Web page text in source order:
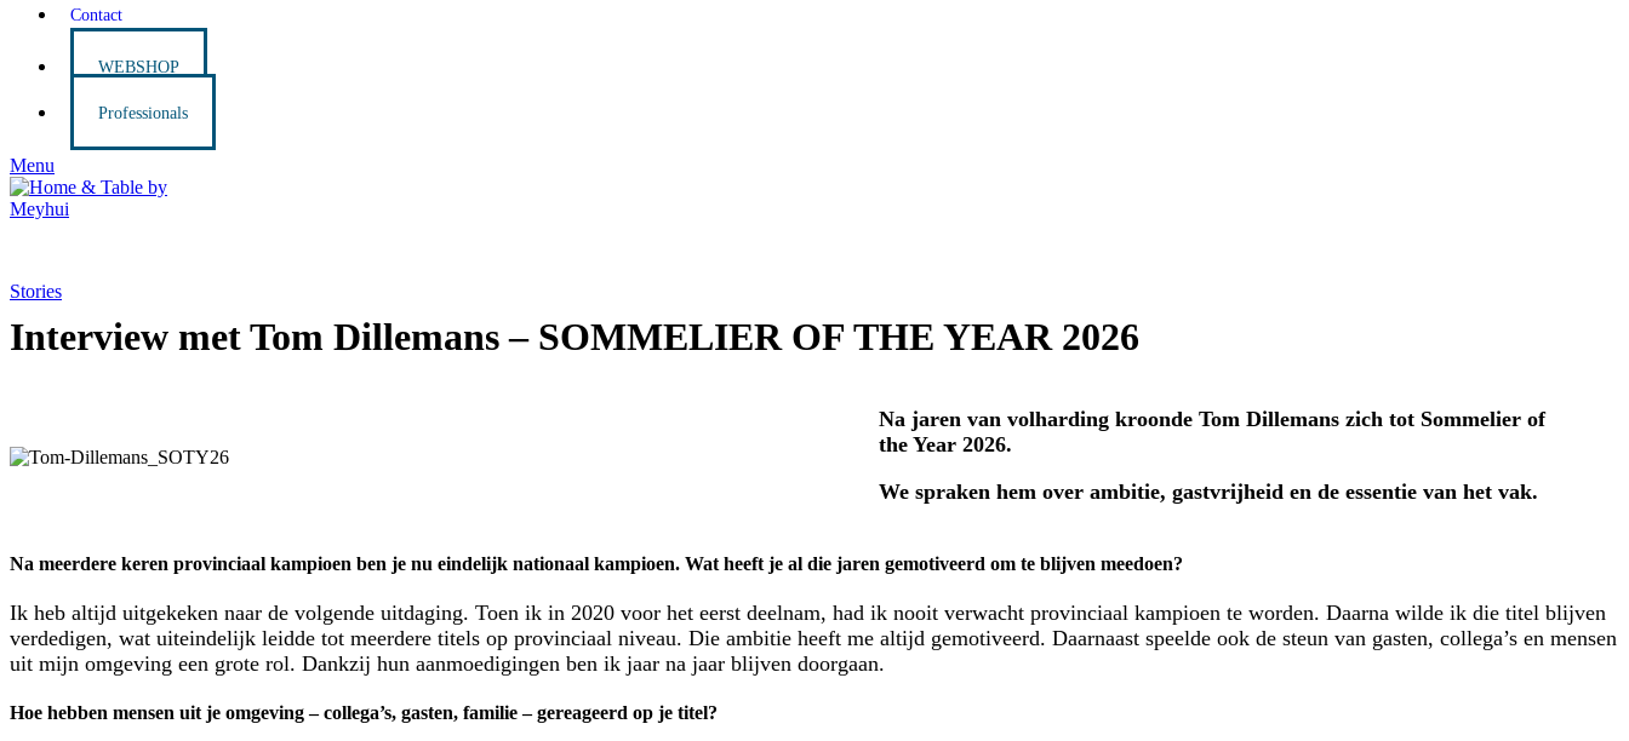
Contact
WEBSHOP
Professionals
Menu
Stories
Interview met Tom Dillemans – SOMMELIER OF THE YEAR 2026
Na jaren van volharding kroonde Tom Dillemans zich tot Sommelier of
the Year 2026.
We spraken hem over ambitie, gastvrijheid en de essentie van het vak.
Na meerdere keren provinciaal kampioen ben je nu eindelijk nationaal kampioen. Wat heeft je al die jaren gemotiveerd om te blijven meedoen?
Ik heb altijd uitgekeken naar de volgende uitdaging. Toen ik in 2020 voor het eerst deelnam, had ik nooit verwacht provinciaal kampioen te worden. Daarna wilde ik die titel blijven
verdedigen, wat uiteindelijk leidde tot meerdere titels op provinciaal niveau. Die ambitie heeft me altijd gemotiveerd. Daarnaast speelde ook de steun van gasten, collega’s en mensen
uit mijn omgeving een grote rol. Dankzij hun aanmoedigingen ben ik jaar na jaar blijven doorgaan.
Hoe hebben mensen uit je omgeving – collega’s, gasten, familie – gereageerd op je titel?